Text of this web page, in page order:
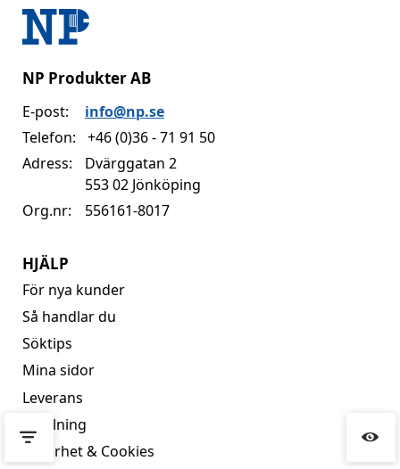
NP Produkter AB
E-post:
info@np.se
Telefon:
+46 (0)36 - 71 91 50
Adress:
Dvärggatan 2
553 02 Jönköping
Org.nr:
556161-8017
HJÄLP
För nya kunder
Så handlar du
Söktips
Mina sidor
Leverans
Betalning
Säkerhet & Cookies